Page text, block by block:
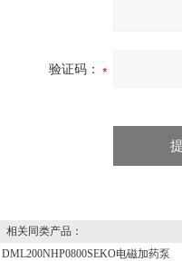
验证码：
相关同类产品：
DML200NHP0800SEKO电磁加药泵